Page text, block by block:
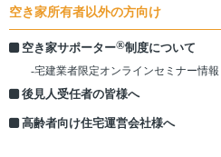
空き家所有者以外の方向け
空き家サポーター®制度について
-宅建業者限定オンラインセミナー情報
後見人受任者の皆様へ
高齢者向け住宅運営会社様へ